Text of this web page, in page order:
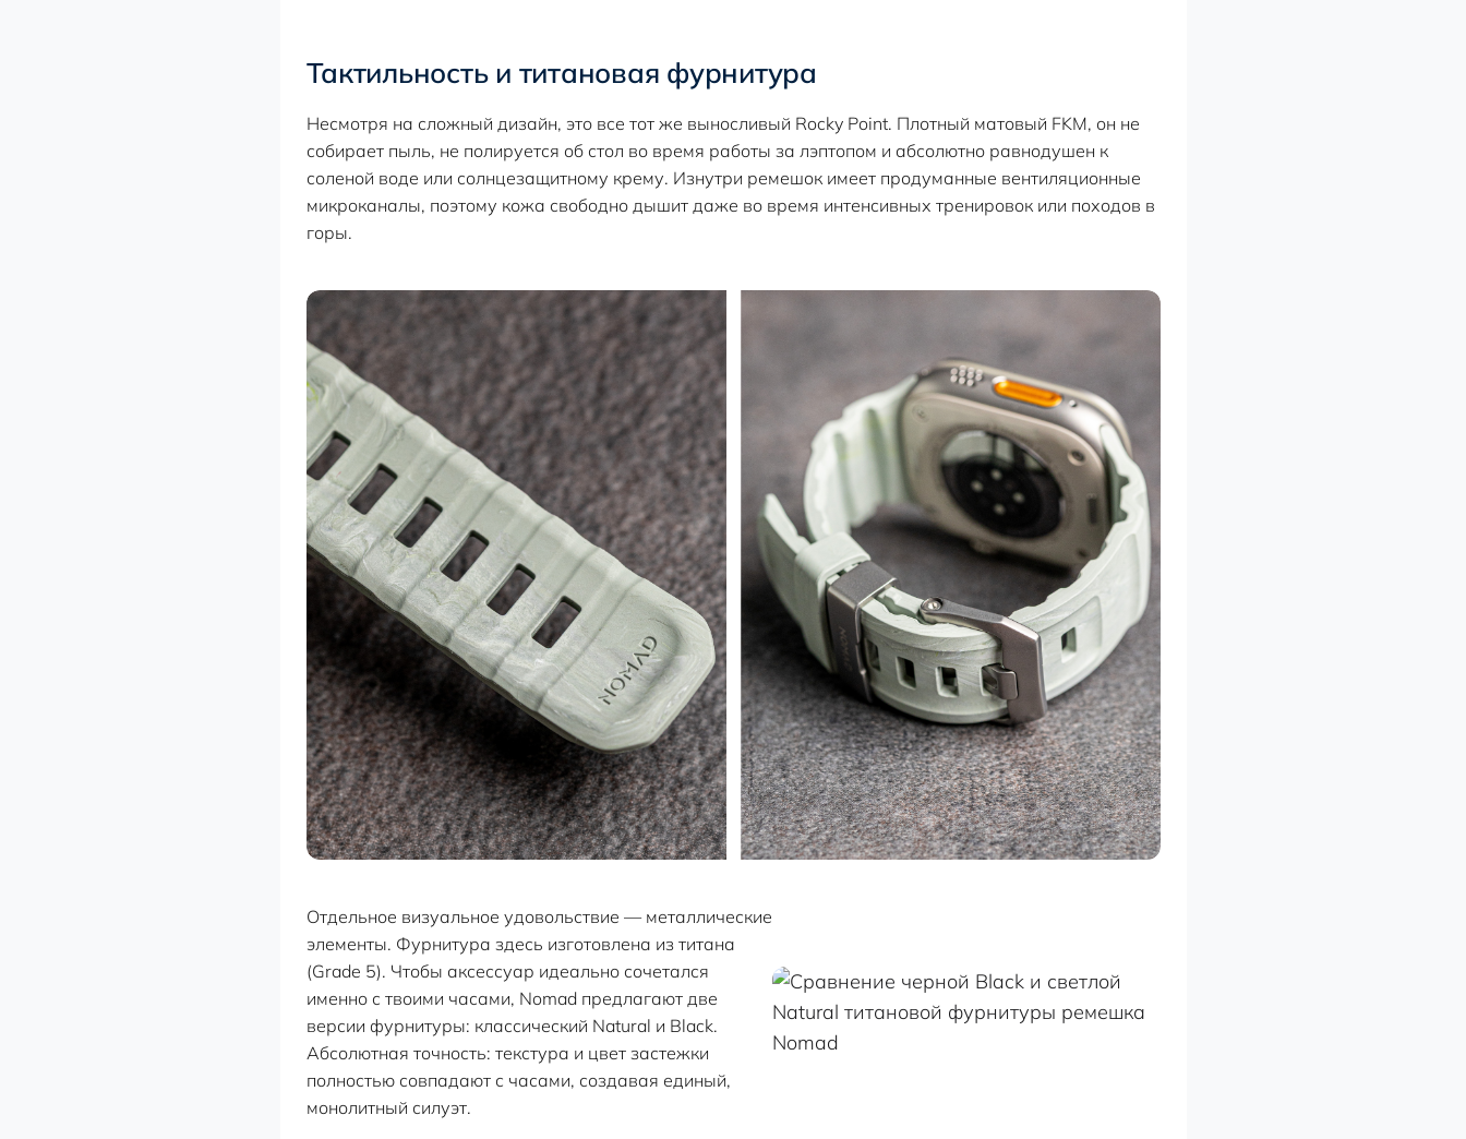
Тактильность и титановая фурнитура
Несмотря на сложный дизайн, это все тот же выносливый Rocky Point. Плотный матовый FKM, он не
собирает пыль, не полируется об стол во время работы за лэптопом и абсолютно равнодушен к
соленой воде или солнцезащитному крему. Изнутри ремешок имеет продуманные вентиляционные
микроканалы, поэтому кожа свободно дышит даже во время интенсивных тренировок или походов в
горы.
Отдельное визуальное удовольствие — металлические
элементы. Фурнитура здесь изготовлена из титана
(Grade 5). Чтобы аксессуар идеально сочетался
именно с твоими часами, Nomad предлагают две
версии фурнитуры: классический Natural и Black.
Абсолютная точность: текстура и цвет застежки
полностью совпадают с часами, создавая единый,
монолитный силуэт.